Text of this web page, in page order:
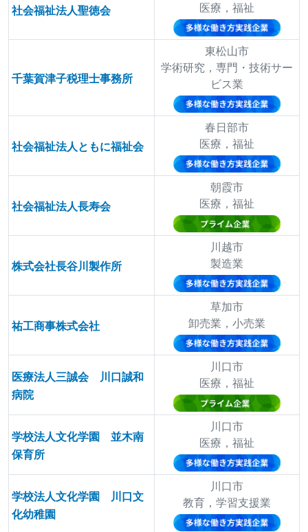
社会福祉法人聖徳会
医療，福祉
千葉賀津子税理士事務所
東松山市
学術研究，専門・技術サー
ビス業
社会福祉法人ともに福祉会
春日部市
医療，福祉
社会福祉法人長寿会
朝霞市
医療，福祉
株式会社長谷川製作所
川越市
製造業
祐工商事株式会社
草加市
卸売業，小売業
医療法人三誠会 川口誠和
病院
川口市
医療，福祉
学校法人文化学園 並木南
保育所
川口市
医療，福祉
学校法人文化学園 川口文
化幼稚園
川口市
教育，学習支援業